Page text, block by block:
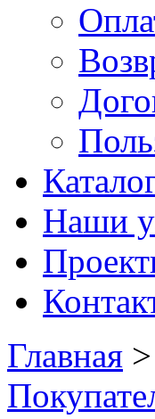
Наши
Главная >